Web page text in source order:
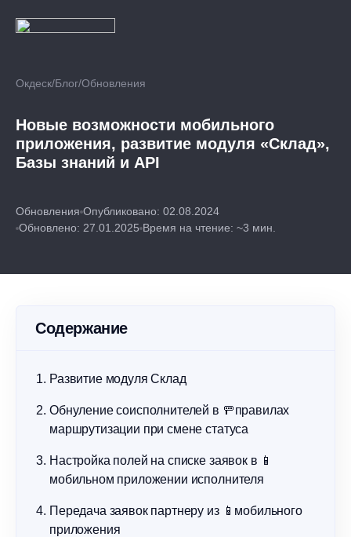
Окдеск/Блог/Обновления
Новые возможности мобильного
приложения, развитие модуля «Склад»,
Базы знаний и API
Обновления Опубликовано: 02.08.2024
Обновлено: 27.01.2025 Время на чтение: ~3 мин.
Содержание
Развитие модуля Склад
Обнуление соисполнителей в 🚥правилах
маршрутизации при смене статуса
Настройка полей на списке заявок в 📱
мобильном приложении исполнителя
Передача заявок партнеру из 📱мобильного
приложения